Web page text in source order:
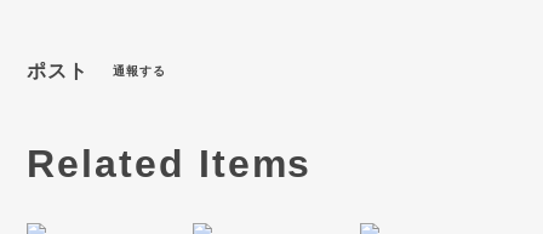
ポスト 通報する
Related Items